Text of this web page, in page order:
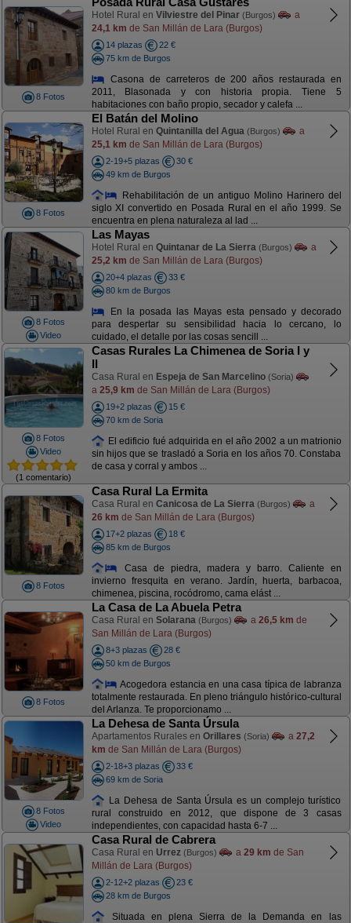
8 Fotos
Hotel Rural en Vilviestre del Pinar (Burgos)
a
24,1 km de San Millán de Lara (Burgos)
14 plazas
22 €
75 km de Burgos
Casona de carreteros de 200 años restaurada en
2011, Blasonada y con historia propia. Tiene 5
habitaciones con baño propio, secador y calefa ...
8 Fotos
El Batán del Molino
Hotel Rural en Quintanilla del Agua (Burgos)
a
25,1 km de San Millán de Lara (Burgos)
2-19+5 plazas
30 €
49 km de Burgos
Rehabilitación de un antiguo Molino Harinero del
siglo XI convertido en Posada Rural en el año 1999. Se
encuentra en plena naturaleza al lad ...
8 Fotos
Video
Las Mayas
Hotel Rural en Quintanar de La Sierra (Burgos)
a
25,2 km de San Millán de Lara (Burgos)
20+4 plazas
33 €
80 km de Burgos
En la posada las Mayas esta pensado y decorado
para despertar su sensibilidad hacia lo cercano, lo
cuidado, el detalle por las cosas sencill ...
8 Fotos
Video
(1 comentario)
Casas Rurales La Chimenea de Soria I y
II
Casa Rural en Espeja de San Marcelino (Soria)
a 25,9 km de San Millán de Lara (Burgos)
19+2 plazas
15 €
70 km de Soria
El edificio fué adquirida en el año 2002 a un matrionio
sin hijos que se trasladó a Soria en los años 70. Constaba
de casa y corral y ambos ...
8 Fotos
Casa Rural La Ermita
Casa Rural en Canicosa de La Sierra (Burgos)
a
26 km de San Millán de Lara (Burgos)
17+2 plazas
18 €
85 km de Burgos
Casa de piedra, madera y barro. Caliente en
invierno fresquita en verano. Jardín, huerta, barbacoa,
chimenea, piscina, rocódromo, cama elást ...
8 Fotos
La Casa de La Abuela Petra
Casa Rural en Solarana (Burgos) a 26,5 km de
San Millán de Lara (Burgos)
8+3 plazas
28 €
50 km de Burgos
Acogedora estancia en una casa típica de labranza
totalmente restaurada. En pleno triángulo histórico-cultural
del Arlanza. Te proporcionamo ...
8 Fotos
Video
La Dehesa de Santa Úrsula
Apartamentos Rurales en Orillares (Soria) a 27,2
km de San Millán de Lara (Burgos)
2-18+3 plazas
33 €
69 km de Soria
La Dehesa de Santa Úrsula es un complejo turístico
rural construido en 2012, que dispone de 3 casas
independientes, con capacidad hasta 6-7 ...
Casa Rural de Cabrera
Casa Rural en Urrez (Burgos) a 29 km de San
Millán de Lara (Burgos)
2-12+2 plazas
23 €
28 km de Burgos
Situada en plena Sierra de la Demanda en las